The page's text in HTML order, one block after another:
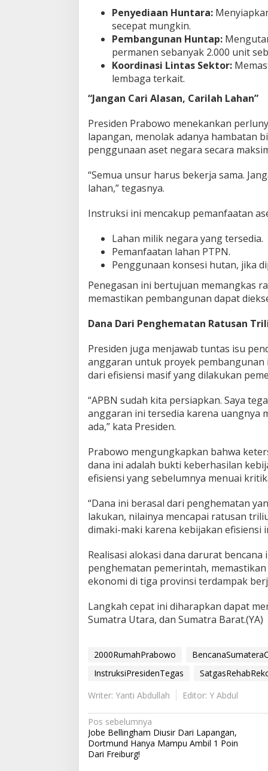
Penyediaan Huntara:
secepat mungkin.
Pembangunan Huntap:
permanen sebanyak 2.000 unit
Koordinasi Lintas Sektor:
lembaga terkait.
“Jangan Cari Alasan, Carilah Lahan”
Presiden Prabowo menekankan
lapangan, menolak adanya hambatan
penggunaan aset negara secara
“Semua unsur harus bekerja sama.
lahan,” tegasnya.
Instruksi ini mencakup pemanfaatan
Lahan milik negara yang tersedia.
Pemanfaatan lahan PTPN.
Penggunaan konsesi hutan, jika
Penegasan ini bertujuan memangkas
memastikan pembangunan dapat
Dana Dari Penghematan Ratusan
Presiden juga menjawab tuntas isu
anggaran untuk proyek pembangunan
dari efisiensi masif yang dilakukan
“APBN sudah kita persiapkan. Saya
anggaran ini tersedia karena uangnya
ada,” kata Presiden.
Prabowo mengungkapkan bahwa
dana ini adalah bukti keberhasilan
efisiensi yang sebelumnya menuai
“Dana ini berasal dari penghematan
lakukan, nilainya mencapai ratusan
dimaki-maki karena kebijakan efisiensi
Realisasi alokasi dana darurat
penghematan pemerintah,
ekonomi di tiga provinsi terdampak
Langkah cepat ini diharapkan dapat
Sumatra Utara, dan Sumatra Barat.(YA)
2000RumahPrabowo
InstruksiPresidenTegas
Writer: Yanti Abdullah
Editor: Y Abdul
N
a
v
Pos sebelumnya
Jobe Bellingham Diusir Dari Lapangan,
Dortmund Hanya Mampu Ambil 1 Poin
Dari Freiburg!